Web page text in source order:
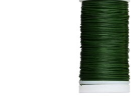
Logge inn / registrere meg